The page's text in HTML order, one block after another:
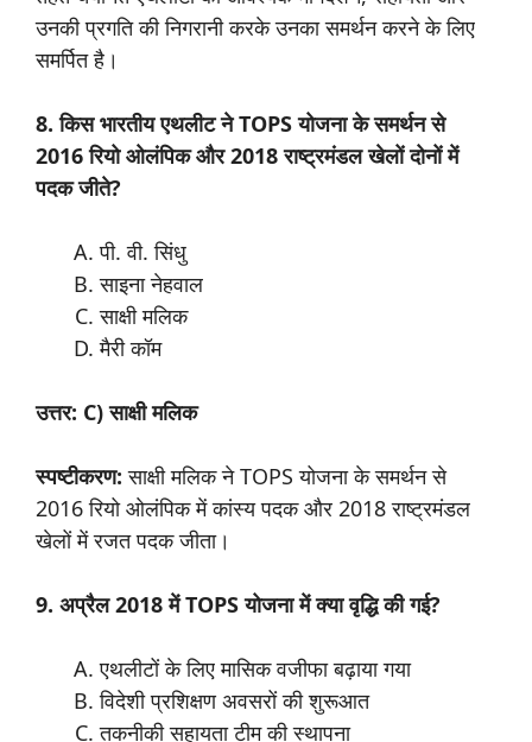
उनकी प्रगति की निगरानी करके उनका समर्थन करने के लिए
समर्पित है।
8. किस भारतीय एथलीट ने TOPS योजना के समर्थन से
2016 रियो ओलंपिक और 2018 राष्ट्रमंडल खेलों दोनों में
पदक जीते?
पी. वी. सिंधु
साइना नेहवाल
साक्षी मलिक
मैरी कॉम
उत्तर: C) साक्षी मलिक
स्पष्टीकरण: साक्षी मलिक ने TOPS योजना के समर्थन से
2016 रियो ओलंपिक में कांस्य पदक और 2018 राष्ट्रमंडल
खेलों में रजत पदक जीता।
9. अप्रैल 2018 में TOPS योजना में क्या वृद्धि की गई?
एथलीटों के लिए मासिक वजीफा बढ़ाया गया
विदेशी प्रशिक्षण अवसरों की शुरूआत
तकनीकी सहायता टीम की स्थापना